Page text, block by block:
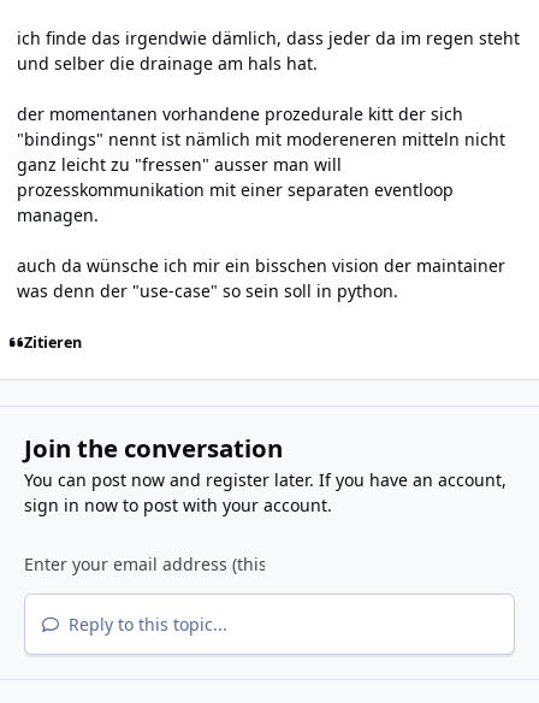
ich finde das irgendwie dämlich, dass jeder da im regen steht
und selber die drainage am hals hat.
der momentanen vorhandene prozedurale kitt der sich
"bindings" nennt ist nämlich mit modereneren mitteln nicht
ganz leicht zu "fressen" ausser man will
prozesskommunikation mit einer separaten eventloop
managen.
auch da wünsche ich mir ein bisschen vision der maintainer
was denn der "use-case" so sein soll in python.
Zitieren
Join the conversation
You can post now and register later. If you have an account,
sign in nowto post with your account.
Reply to this topic...